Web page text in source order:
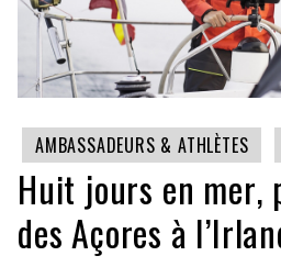
AMBASSADEURS & ATHLÈTES
Huit jours en mer,
des Açores à